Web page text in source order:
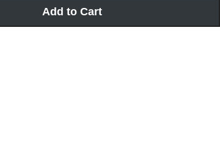
Add to Cart